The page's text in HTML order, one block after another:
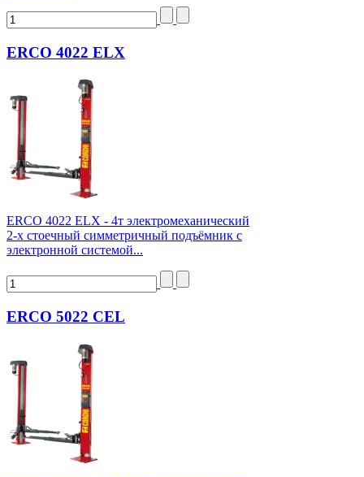
ERCO 4022 ELX
ERCO 4022 ELX - 4т электромеханический
2-х стоечный симметричный подъёмник с
электронной системой...
ERCO 5022 CEL